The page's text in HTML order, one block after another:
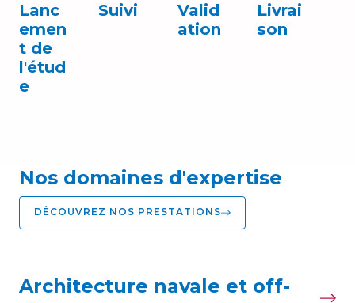
Lanc
emen
t de
l'étud
e
Suivi
Valid
ation
Livrai
son
Nos domaines d'expertise
DÉCOUVREZ NOS PRESTATIONS
Architecture navale et off-